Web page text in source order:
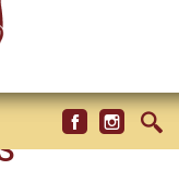
O
FAZ A